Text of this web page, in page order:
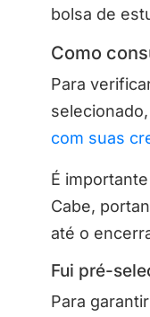
bolsa de
Como
Para
selecionado,
com suas
É
Cabe,
até o
Fui pré-
Para